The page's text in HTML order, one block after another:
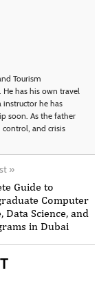
Tourism
has his own travel
instructor he has
soon. As the father
and crisis
»
Guide to
Computer
Data Science, and
in Dubai